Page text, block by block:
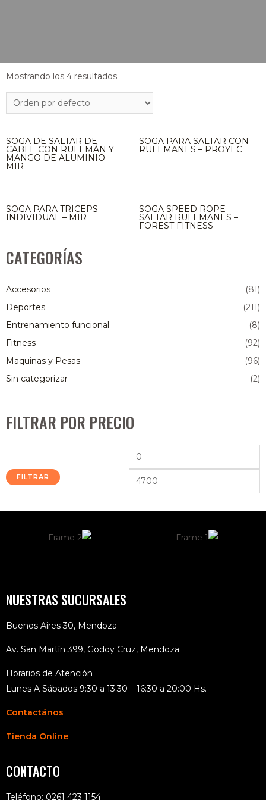
CATEGORÍAS
Accesorios
(81)
Deportes
(211)
Entrenamiento funcional
(8)
Fitness
(92)
Maquinas y Pesas
(96)
Sin categorizar
(2)
FILTRAR POR PRECIO
FILTRAR
Mostrando los 4 resultados
SOGA DE SALTAR DE
CABLE CON RULEMÁN Y
MANGO DE ALUMINIO –
MIR
SOGA PARA SALTAR CON
RULEMANES – PROYEC
SOGA PARA TRICEPS
INDIVIDUAL – MIR
SOGA SPEED ROPE
SALTAR RULEMANES –
FOREST FITNESS
NUESTRAS SUCURSALES
Buenos Aires 30, Mendoza
Av. San Martín 399, Godoy Cruz, Mendoza
Horarios de Atención
Lunes A Sábados 9:30 a 13:30 – 16:30 a 20:00 Hs.
Contactános
Tienda Online
CONTACTO
Teléfono: 0261 423 1154